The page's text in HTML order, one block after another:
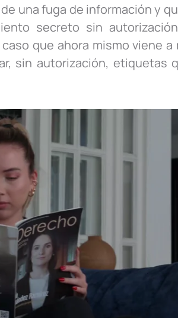
una fuga de información y
secreto sin
que ahora mismo viene
sin autorización, etiquetas